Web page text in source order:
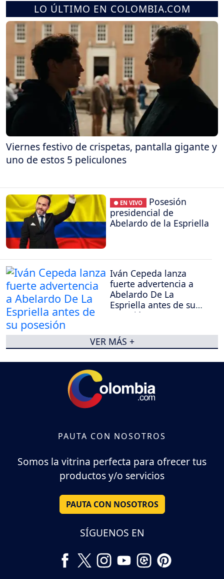
LO ÚLTIMO EN COLOMBIA.COM
Viernes festivo de crispetas, pantalla gigante y
uno de estos 5 peliculones
● EN VIVO
Posesión
presidencial de
Abelardo de la Espriella
Iván Cepeda lanza
fuerte advertencia a
Abelardo De La
Espriella antes de su
posesión
VER MÁS +
PAUTA CON NOSOTROS
Somos la vitrina perfecta para ofrecer tus
productos y/o servicios
PAUTA CON NOSOTROS
SÍGUENOS EN